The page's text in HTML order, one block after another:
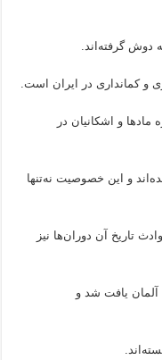
گرفته‌اند.
و کمانداری‌ در ایران است.
مادها و اشکانیان در
و این خصوصیت نه‌تنها
تاریخ آن دوران‌ها نیز
یافت شد و